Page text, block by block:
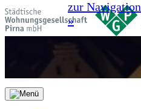
zur Navigation
»